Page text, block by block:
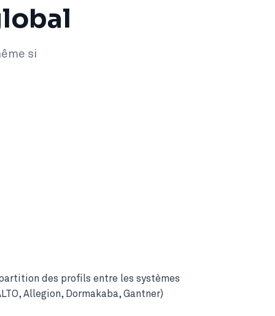
si
des profils entre les systèmes
Allegion, Dormakaba, Gantner)